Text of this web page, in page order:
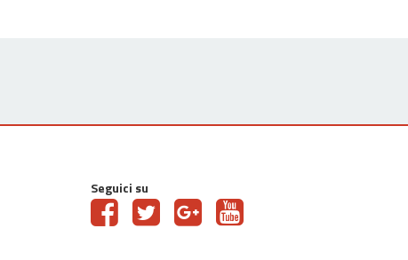
Seguici su